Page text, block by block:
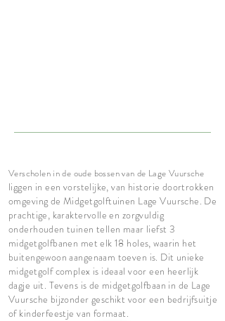
Verscholen in de oude bossen van de Lage Vuursche
liggen in een vorstelijke, van historie doortrokken
omgeving de Midgetgolftuinen Lage Vuursche. De
prachtige, karaktervolle en zorgvuldig
onderhouden tuinen tellen maar liefst 3
midgetgolfbanen met elk 18 holes, waarin het
buitengewoon aangenaam toeven is. Dit unieke
midgetgolf complex is ideaal voor een heerlijk
dagje uit. Tevens is de midgetgolfbaan in de Lage
Vuursche bijzonder geschikt voor een bedrijfsuitje
of kinderfeestje van formaat.